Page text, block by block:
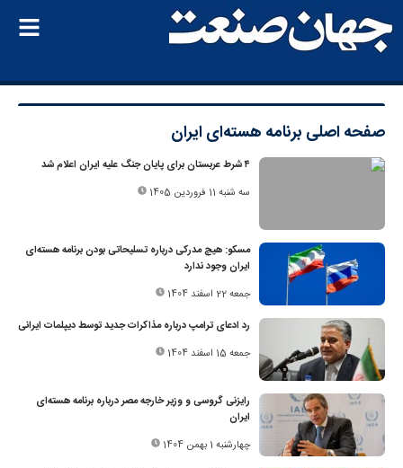
صفحه اصلی برنامه هسته‌ای ایران
۴ شرط عربستان برای پایان جنگ علیه ایران اعلام شد
سه شنبه 11 فروردین 1405
مسکو: هیچ مدرکی درباره تسلیحاتی بودن برنامه هسته‌ای
ایران وجود ندارد
جمعه 22 اسفند 1404
رد ادعای ترامپ درباره مذاکرات جدید توسط دیپلمات ایرانی
جمعه 15 اسفند 1404
رایزنی گروسی و وزیر خارجه مصر درباره برنامه هسته‌ای
ایران
چهارشنبه 1 بهمن 1404